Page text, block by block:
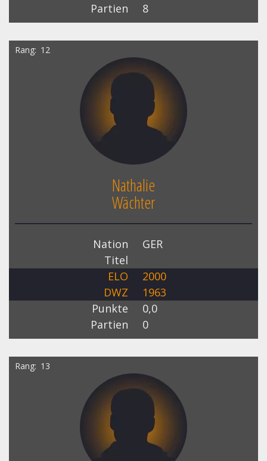
Partien
8
Rang 12
Nathalie
Wächter
Nation
GER
Titel
ELO
2000
DWZ
1963
Punkte
0,0
Partien
0
Rang 13